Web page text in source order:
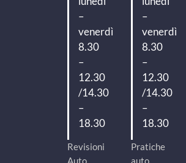
–
venerdì
8.30
–
12.30
/14.30
–
18.30
Revisioni
Auto
–
venerdì
8.30
–
12.30
/14.30
–
18.30
Pratiche
auto,